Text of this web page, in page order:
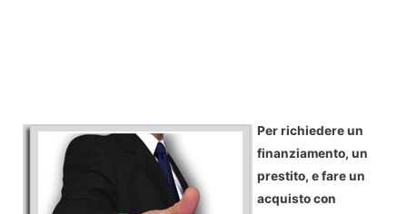
Per richiedere un
finanziamento, un
prestito, e fare un
acquisto con